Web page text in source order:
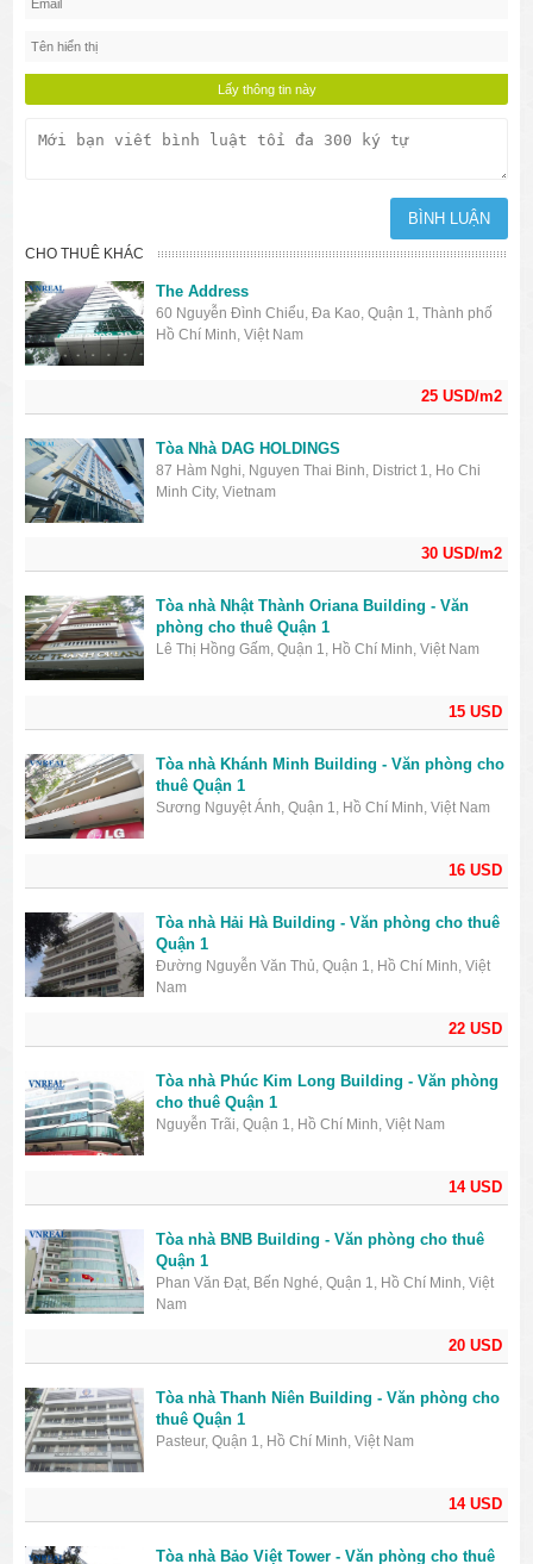
CHO THUÊ KHÁC
25 USD/m2
The Address
60 Nguyễn Đình Chiểu, Đa Kao, Quận 1, Thành phố
Hồ Chí Minh, Việt Nam
30 USD/m2
Tòa Nhà DAG HOLDINGS
87 Hàm Nghi, Nguyen Thai Binh, District 1, Ho Chi
Minh City, Vietnam
15 USD
Tòa nhà Nhật Thành Oriana Building - Văn
phòng cho thuê Quận 1
Lê Thị Hồng Gấm, Quận 1, Hồ Chí Minh, Việt Nam
16 USD
Tòa nhà Khánh Minh Building - Văn phòng cho
thuê Quận 1
Sương Nguyệt Ánh, Quận 1, Hồ Chí Minh, Việt Nam
22 USD
Tòa nhà Hải Hà Building - Văn phòng cho thuê
Quận 1
Đường Nguyễn Văn Thủ, Quận 1, Hồ Chí Minh, Việt
Nam
14 USD
Tòa nhà Phúc Kim Long Building - Văn phòng
cho thuê Quận 1
Nguyễn Trãi, Quận 1, Hồ Chí Minh, Việt Nam
20 USD
Tòa nhà BNB Building - Văn phòng cho thuê
Quận 1
Phan Văn Đạt, Bến Nghé, Quận 1, Hồ Chí Minh, Việt
Nam
14 USD
Tòa nhà Thanh Niên Building - Văn phòng cho
thuê Quận 1
Pasteur, Quận 1, Hồ Chí Minh, Việt Nam
Tòa nhà Bảo Việt Tower - Văn phòng cho thuê